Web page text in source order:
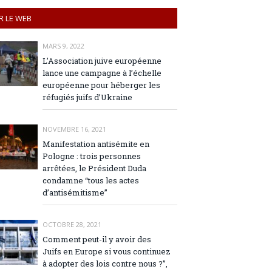
LE WEB
MARS 9, 2022
L’Association juive européenne
lance une campagne à l’échelle
européenne pour héberger les
réfugiés juifs d’Ukraine
NOVEMBRE 16, 2021
Manifestation antisémite en
Pologne : trois personnes
arrêtées, le Président Duda
condamne “tous les actes
d’antisémitisme”
OCTOBRE 28, 2021
Comment peut-il y avoir des
Juifs en Europe si vous continuez
à adopter des lois contre nous ?”,